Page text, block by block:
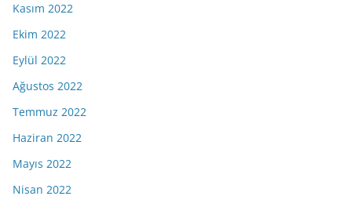
Kasım 2022
Ekim 2022
Eylül 2022
Ağustos 2022
Temmuz 2022
Haziran 2022
Mayıs 2022
Nisan 2022